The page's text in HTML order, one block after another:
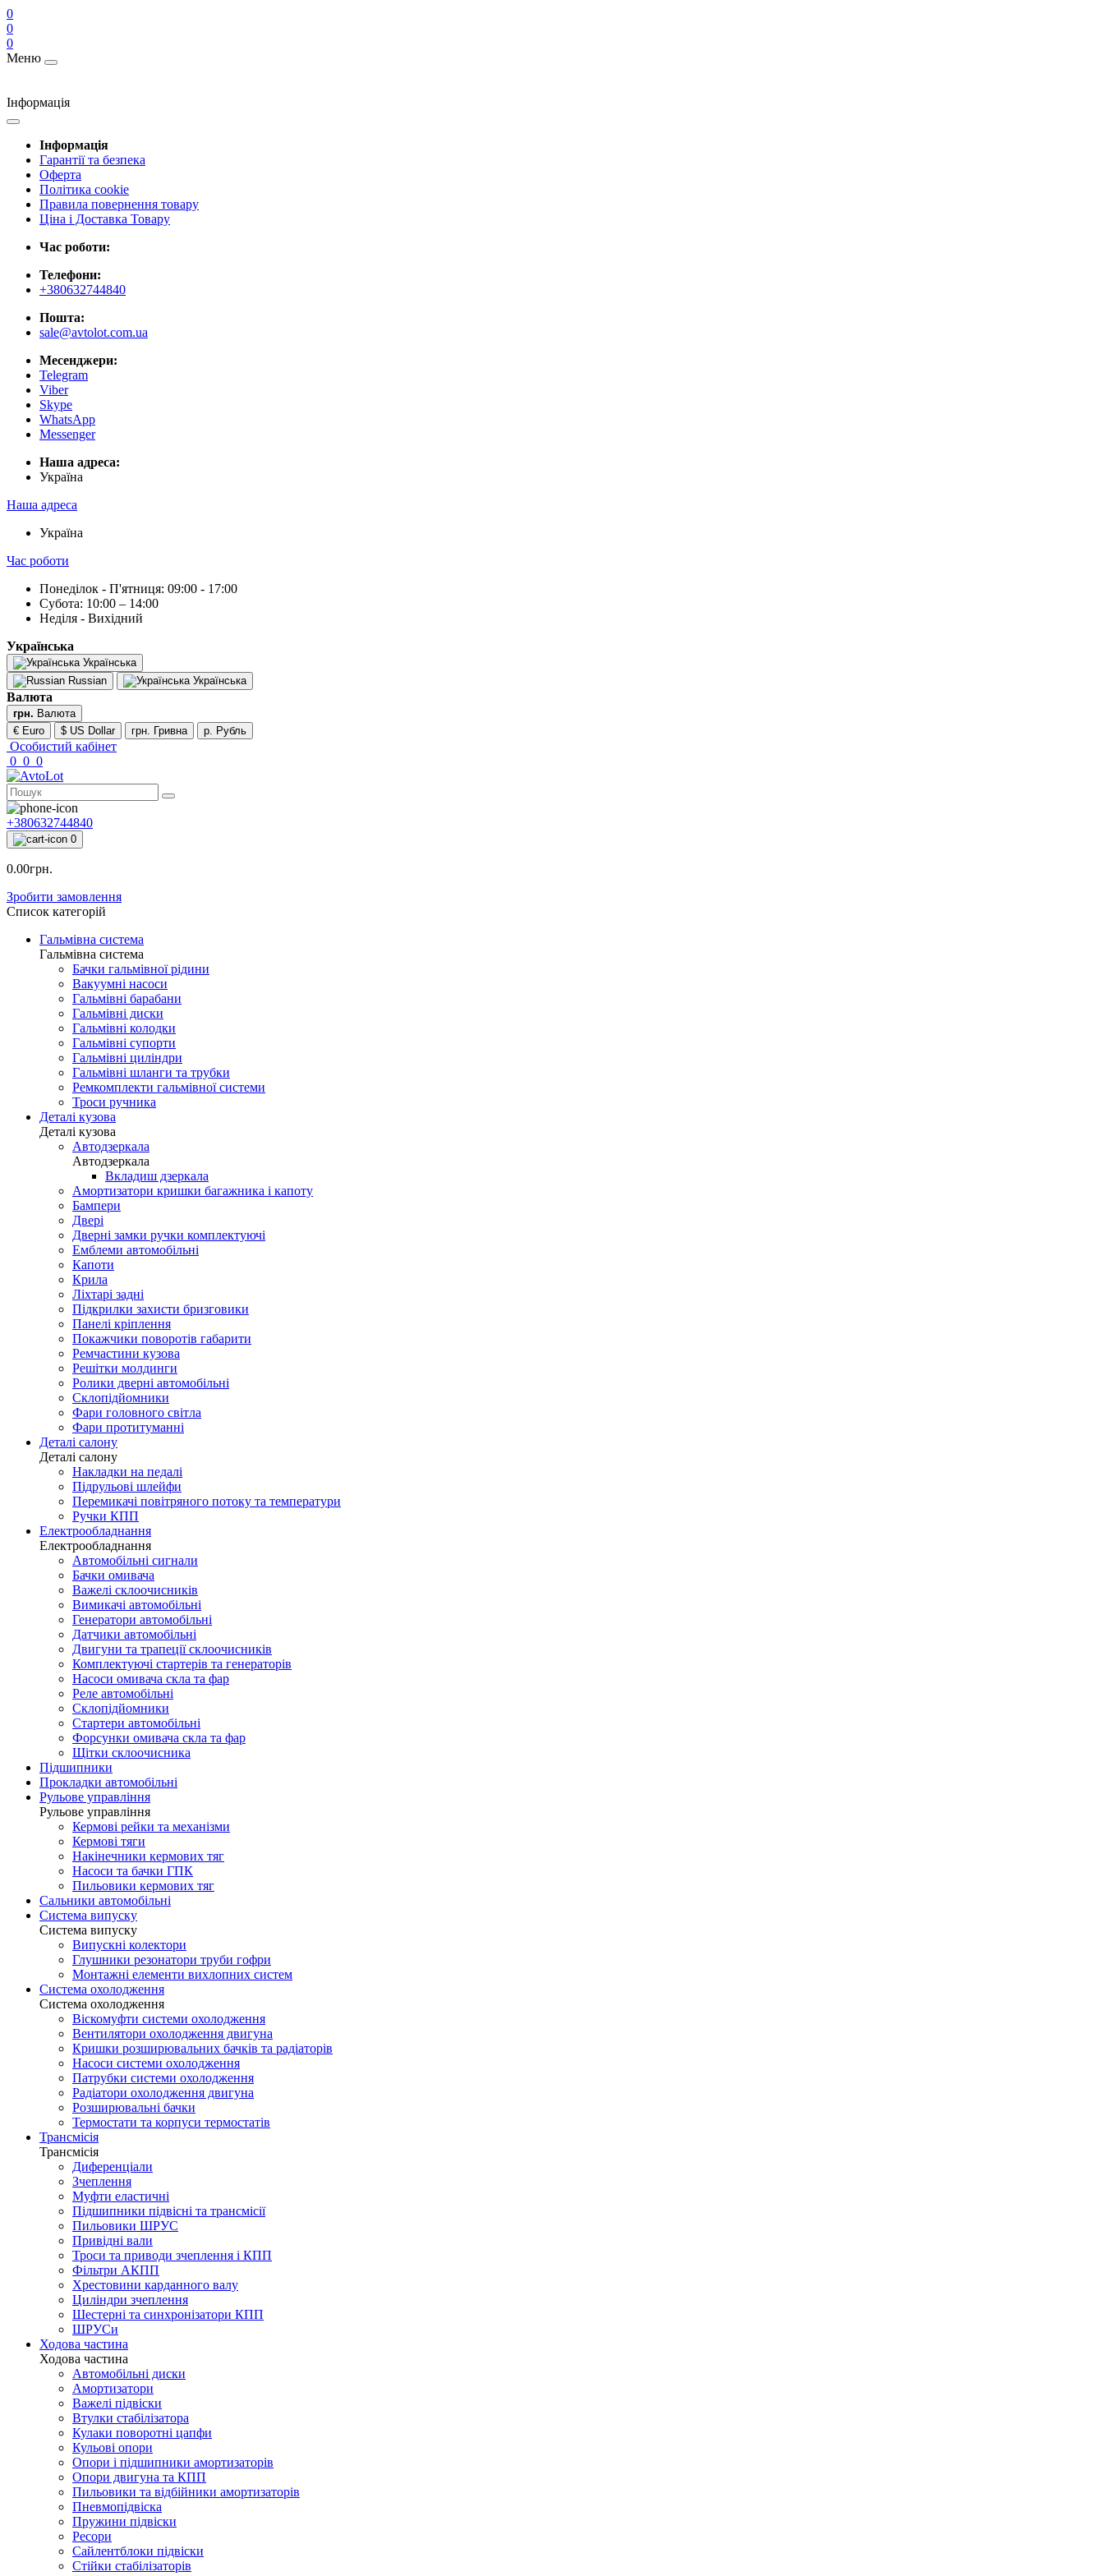
0
0
0
Меню
Інформація
Інформація
Гарантії та безпека
Оферта
Політика cookie
Правила повернення товару
Ціна і Доставка Товару
Час роботи:
Телефони:
+380632744840
Пошта:
sale@avtolot.com.ua
Месенджери:
Telegram
Viber
Skype
WhatsApp
Messenger
Наша адреса:
Українa
Наша адреса
Українa
Час роботи
Понеділок - П'ятниця: 09:00 - 17:00
Субота: 10:00 – 14:00
Неділя - Вихідний
Українська
Українська
Russian
Українська
Валюта
грн. Валюта
€ Euro
$ US Dollar грн. Гривна р. Рубль
Особистий кабінет
0 0 0
+380632744840
0
0.00грн.
Зробити замовлення
Список категорій
Гальмівна система
Гальмівна система
Бачки гальмівної рідини
Вакуумні насоси
Гальмівні барабани
Гальмівні диски
Гальмівні колодки
Гальмівні супорти
Гальмівні циліндри
Гальмівні шланги та трубки
Ремкомплекти гальмівної системи
Троси ручника
Деталі кузова
Деталі кузова
Автодзеркала
Автодзеркала
Вкладиш дзеркала
Амортизатори кришки багажника і капоту
Бампери
Двері
Дверні замки ручки комплектуючі
Емблеми автомобільні
Капоти
Крила
Ліхтарі задні
Підкрилки захисти бризговики
Панелі кріплення
Покажчики поворотів габарити
Ремчастини кузова
Решітки молдинги
Ролики дверні автомобільні
Склопідйомники
Фари головного світла
Фари протитуманні
Деталі салону
Деталі салону
Накладки на педалі
Підрульові шлейфи
Перемикачі повітряного потоку та температури
Ручки КПП
Електрообладнання
Електрообладнання
Автомобільні сигнали
Бачки омивача
Важелі склоочисників
Вимикачі автомобільні
Генератори автомобільні
Датчики автомобільні
Двигуни та трапеції склоочисників
Комплектуючі стартерів та генераторів
Насоси омивача скла та фар
Реле автомобільні
Склопідйомники
Стартери автомобільні
Форсунки омивача скла та фар
Щітки склоочисника
Підшипники
Прокладки автомобільні
Рульове управління
Рульове управління
Кермові рейки та механізми
Кермові тяги
Накінечники кермових тяг
Насоси та бачки ГПК
Пильовики кермових тяг
Сальники автомобільні
Система випуску
Система випуску
Випускні колектори
Глушники резонатори труби гофри
Монтажні елементи вихлопних систем
Система охолодження
Система охолодження
Віскомуфти системи охолодження
Вентилятори охолодження двигуна
Кришки розширювальних бачків та радіаторів
Насоси системи охолодження
Патрубки системи охолодження
Радіатори охолодження двигуна
Розширювальні бачки
Термостати та корпуси термостатів
Трансмісія
Трансмісія
Диференціали
Зчеплення
Муфти еластичні
Підшипники підвісні та трансмісії
Пильовики ШРУС
Привідні вали
Троси та приводи зчеплення і КПП
Фільтри АКПП
Хрестовини карданного валу
Циліндри зчеплення
Шестерні та синхронізатори КПП
ШРУСи
Ходова частина
Ходова частина
Автомобільні диски
Амортизатори
Важелі підвіски
Втулки стабілізатора
Кулаки поворотні цапфи
Кульові опори
Опори і підшипники амортизаторів
Опори двигуна та КПП
Пильовики та відбійники амортизаторів
Пневмопідвіска
Пружини підвіски
Ресори
Сайлентблоки підвіски
Стійки стабілізаторів